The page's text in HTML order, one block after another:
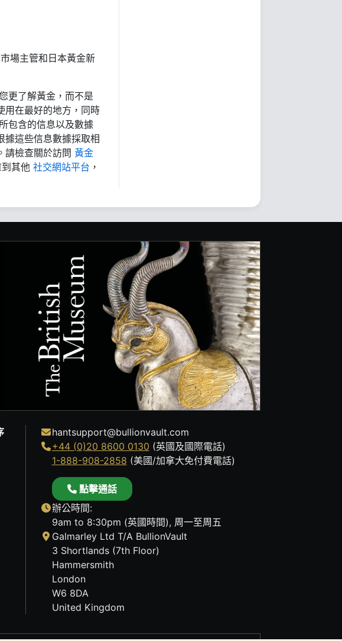
場主管和日本黃金新
更了解黃金，而不是
用在最好的地方，同時
包含的信息以及數據
據這些信息數據採取相
請檢查關於訪問 黃金
到其他 社交網站平台 ，
hantsupport@bullionvault.com
+44 (0)20 8600 0130 (英國及國際電話)
1-888-908-2858 (美國/加拿大免付費電話)
點擊通話
辦公時間:
9am to 8:30pm (英國時間), 周一至周五
Galmarley Ltd T/A BullionVault
3 Shortlands (7th Floor)
Hammersmith
London
W6 8DA
United Kingdom